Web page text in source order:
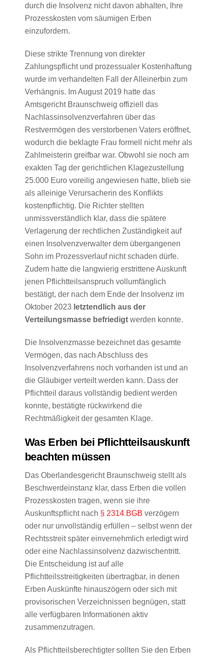
durch die Insolvenz nicht davon abhalten, Ihre
Prozesskosten vom säumigen Erben
einzufordern.
Diese strikte Trennung von direkter
Zahlungspflicht und prozessualer Kostenhaftung
wurde im verhandelten Fall der Alleinerbin zum
Verhängnis. Im August 2019 hatte das
Amtsgericht Braunschweig offiziell das
Nachlassinsolvenzverfahren über das
Restvermögen des verstorbenen Vaters eröffnet,
wodurch die beklagte Frau formell nicht mehr als
Zahlmeisterin greifbar war. Obwohl sie noch am
exakten Tag der gerichtlichen Klagezustellung
25.000 Euro voreilig angewiesen hatte, blieb sie
als alleinige Verursacherin des Konflikts
kostenpflichtig. Die Richter stellten
unmissverständlich klar, dass die spätere
Verlagerung der rechtlichen Zuständigkeit auf
einen Insolvenzverwalter dem übergangenen
Sohn im Prozessverlauf nicht schaden dürfe.
Zudem hatte die langwierig erstrittene Auskunft
jenen Pflichtteilsanspruch vollumfänglich
bestätigt, der nach dem Ende der Insolvenz im
Oktober 2023 letztendlich aus der
Verteilungsmasse befriedigtwerden konnte.
Die Insolvenzmasse bezeichnet das gesamte
Vermögen, das nach Abschluss des
Insolvenzverfahrens noch vorhanden ist und an
die Gläubiger verteilt werden kann. Dass der
Pflichtteil daraus vollständig bedient werden
konnte, bestätigte rückwirkend die
Rechtmäßigkeit der gesamten Klage.
Was Erben bei Pflichtteilsauskunft
beachten müssen
Das Oberlandesgericht Braunschweig stellt als
Beschwerdeinstanz klar, dass Erben die vollen
Prozesskosten tragen, wenn sie ihre
Auskunftspflicht nach § 2314 BGB verzögern
oder nur unvollständig erfüllen – selbst wenn der
Rechtsstreit später einvernehmlich erledigt wird
oder eine Nachlassinsolvenz dazwischentritt.
Die Entscheidung ist auf alle
Pflichtteilsstreitigkeiten übertragbar, in denen
Erben Auskünfte hinauszögern oder sich mit
provisorischen Verzeichnissen begnügen, statt
alle verfügbaren Informationen aktiv
zusammenzutragen.
Als Pflichtteilsberechtigter sollten Sie den Erben